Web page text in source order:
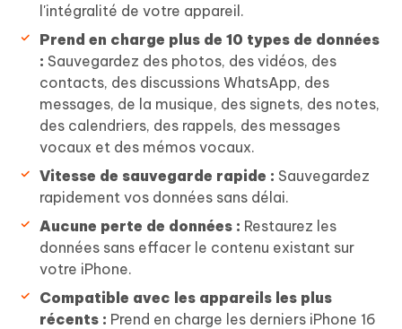
l'intégralité de votre appareil.
Prend en charge plus de 10 types de données
: Sauvegardez des photos, des vidéos, des
contacts, des discussions WhatsApp, des
messages, de la musique, des signets, des notes,
des calendriers, des rappels, des messages
vocaux et des mémos vocaux.
Vitesse de sauvegarde rapide : Sauvegardez
rapidement vos données sans délai.
Aucune perte de données : Restaurez les
données sans effacer le contenu existant sur
votre iPhone.
Compatible avec les appareils les plus
récents : Prend en charge les derniers iPhone 16